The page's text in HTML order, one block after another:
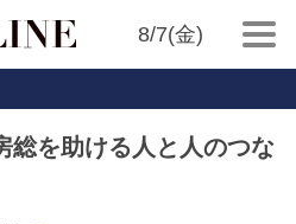
8/7(金)
総を助ける人と人のつな